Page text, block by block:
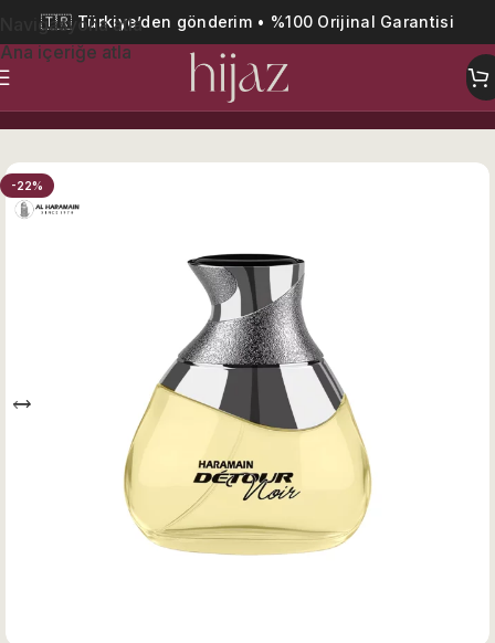
Navigasyona atla
Ana içeriğe atla
🇹🇷 Türkiye’den gönderim • %100 Orijinal Garantisi
-22%